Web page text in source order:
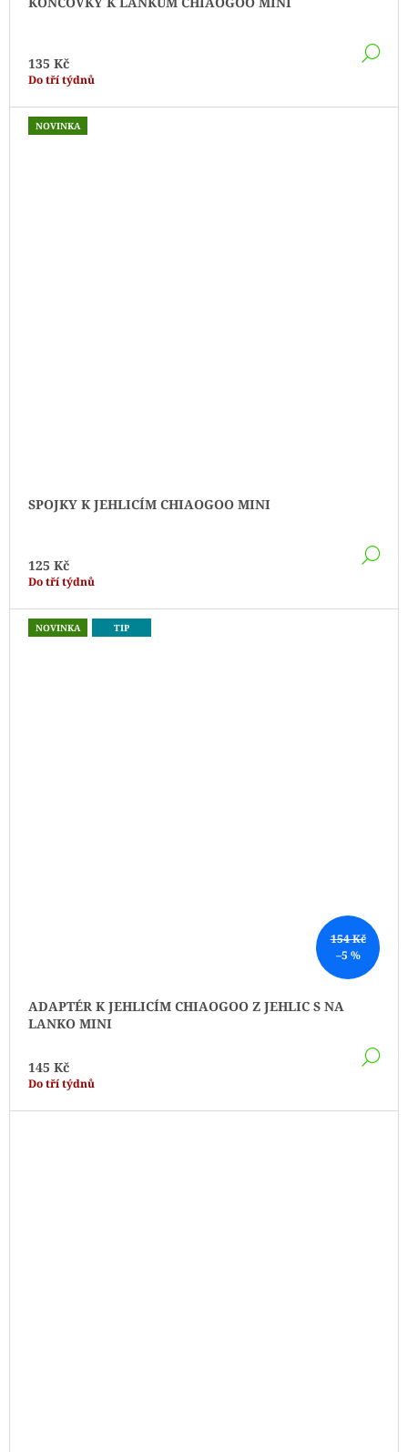
135 Kč
Do tří týdnů
NOVINKA
SPOJKY K JEHLICÍM CHIAOGOO MINI
125 Kč
Do tří týdnů
154 Kč
–5 %
NOVINKA TIP
ADAPTÉR K JEHLICÍM CHIAOGOO Z JEHLIC S NA
LANKO MINI
145 Kč
Do tří týdnů